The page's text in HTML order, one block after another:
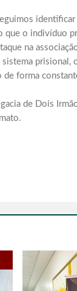
o indivíduo
na
prisional,
forma
de Dois